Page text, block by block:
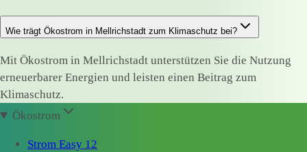
Wie trägt Ökostrom in Mellrichstadt zum Klimaschutz bei?
Mit Ökostrom in Mellrichstadt unterstützen Sie die Nutzung
erneuerbarer Energien und leisten einen Beitrag zum
Klimaschutz.
Ökostrom
Strom Easy 12